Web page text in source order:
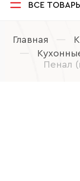
ВСЕ ТОВАРЫ
Главная —
—
Пенал